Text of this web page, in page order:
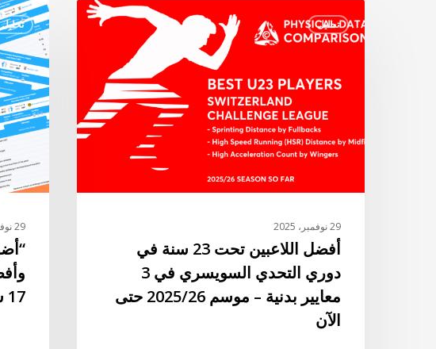
تحليلاللاعبين
التحدي
في
معايير
موسم
2025/26
29 نوفمبر، 2025
أفضل اللاعبين تحت 23 سنة في
دوري التحدي السويسري في 3
معايير بدنية – موسم 2025/26 حتى
الآن
تحليل
“أضواء
كاشفة”
أفضل
3
لاعبين
وأفضل
11
كأس
2025
29 نوفمبر، 2025
17 سنة 2025